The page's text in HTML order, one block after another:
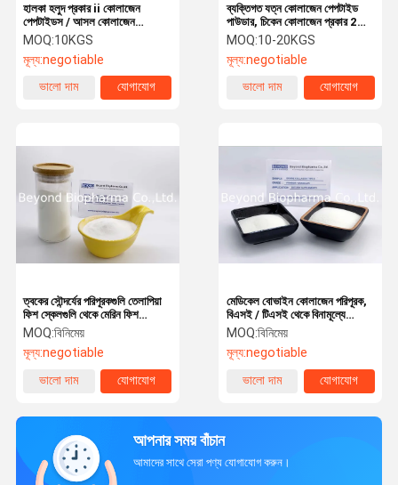
হালকা হলুদ প্রকার ii কোলাজেন
পেপটাইডস / আসল কোলাজেন
পেপটাইড পাউডার
MOQ:10KGS
মূল্য:negotiable
ভালো দাম
যোগাযোগ
ব্যক্তিগত যত্ন কোলাজেন পেপটাইড
পাউডার, চিকেন কোলাজেন প্রকার 2
90% প্রোটিন
MOQ:10-20KGS
মূল্য:negotiable
ভালো দাম
যোগাযোগ
ত্বকের সৌন্দর্যের পরিপূরকগুলি তেলাপিয়া
ফিশ স্কেলগুলি থেকে মেরিন ফিশ
কোলাজেন পেপটাইড পাউডার
MOQ:বিনিমেয়
মূল্য:negotiable
ভালো দাম
যোগাযোগ
মেডিকেল বোভাইন কোলাজেন পরিপূরক,
বিএসই / টিএসই থেকে বিনামূল্যে
কোলাজেন পেপটাইড পাউডার
MOQ:বিনিমেয়
মূল্য:negotiable
ভালো দাম
যোগাযোগ
আপনার সময় বাঁচান
আমাদের সাথে সেরা পণ্য যোগাযোগ করুন।